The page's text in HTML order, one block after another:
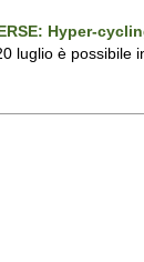
Hyper-
luglio è possibile